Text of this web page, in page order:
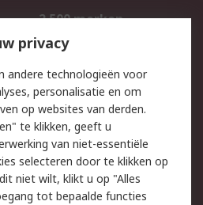
2.500 merken
Inkoopoplossingen
Email veiligheid
Websitevoorwaarden
privacy
andere technologieën voor
personalisatie en om
op websites van derden.
te klikken, geeft u
van niet-essentiële
selecteren door te klikken op
niet wilt, klikt u op "Alles
tot bepaalde functies